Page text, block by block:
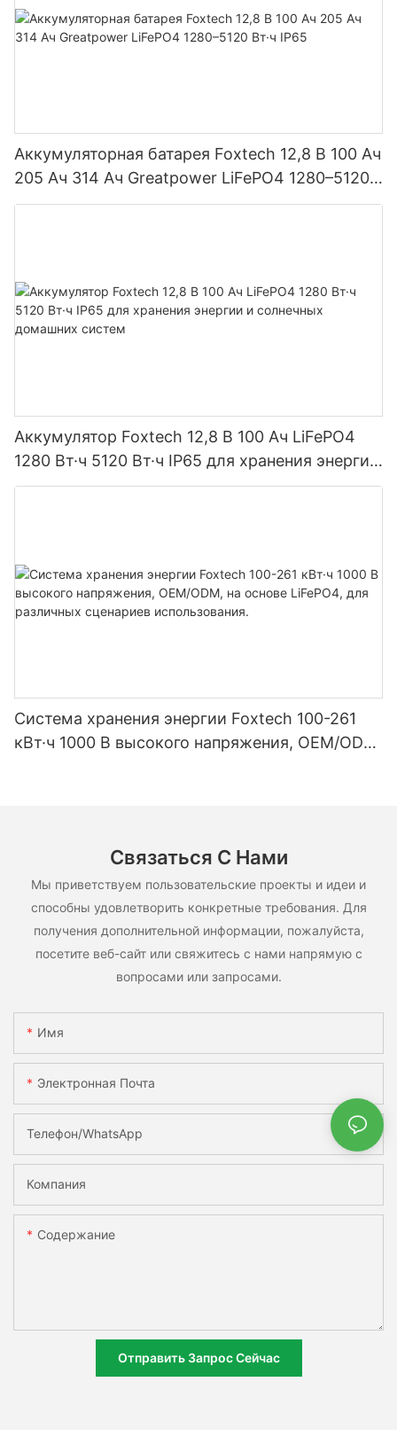
Аккумуляторная батарея Foxtech 12,8 В 100 Ач
205 Ач 314 Ач Greatpower LiFePO4 1280–5120
Вт·ч IP65
Аккумулятор Foxtech 12,8 В 100 Ач LiFePO4
1280 Вт·ч 5120 Вт·ч IP65 для хранения энергии
и солнечных домашних систем
Система хранения энергии Foxtech 100-261
кВт·ч 1000 В высокого напряжения, OEM/ODM,
Связаться С Нами
Мы приветствуем пользовательские проекты и идеи и
способны удовлетворить конкретные требования. Для
получения дополнительной информации, пожалуйста,
посетите веб-сайт или свяжитесь с нами напрямую с
вопросами или запросами.
Имя
Электронная Почта
Телефон/WhatsApp
Компания
Содержание
Отправить Запрос Сейчас